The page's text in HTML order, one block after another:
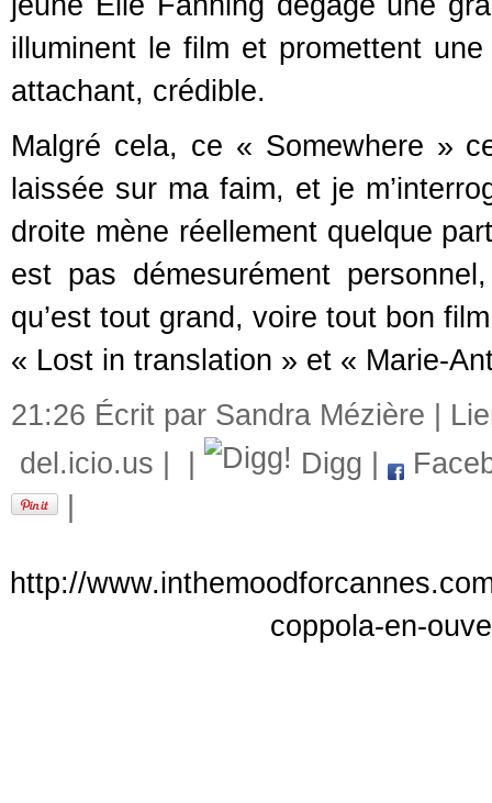
illuminent le film et promettent
attachant, crédible.
Malgré cela, ce « Somewhere »
laissée sur ma faim, et je
droite mène réellement quelque
est pas démesurément
qu’est tout grand, voire tout bon
« Lost in translation » et « Marie-
21:26 Écrit par Sandra Mézière |
del.icio.us
Digg
http://
coppola-en-